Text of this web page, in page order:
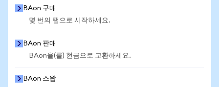
BAon 구매
몇 번의 탭으로 시작하세요.
BAon 판매
BAon을(를) 현금으로 교환하세요.
BAon 스왑